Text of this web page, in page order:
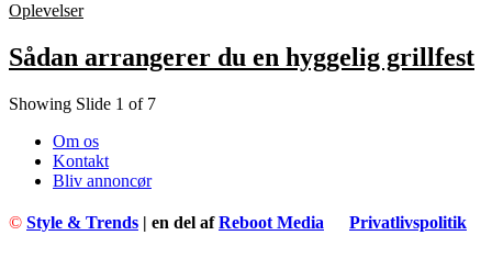
Oplevelser
Sådan arrangerer du en hyggelig grillfest
Showing Slide 1 of 7
Om os
Kontakt
Bliv annoncør
© Style & Trends | en del afReboot Media Privatlivspolitik